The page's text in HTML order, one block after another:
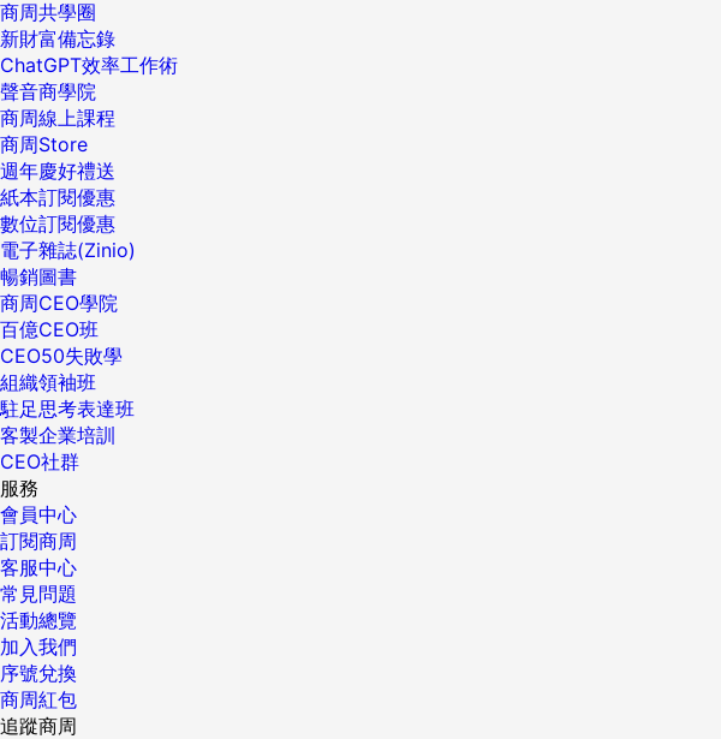
商周共學圈
新財富備忘錄
ChatGPT效率工作術
聲音商學院
商周線上課程
商周Store
週年慶好禮送
紙本訂閱優惠
數位訂閱優惠
電子雜誌(Zinio)
暢銷圖書
商周CEO學院
百億CEO班
CEO50失敗學
組織領袖班
駐足思考表達班
客製企業培訓
CEO社群
服務
會員中心
訂閱商周
客服中心
常見問題
活動總覽
加入我們
序號兌換
商周紅包
追蹤商周